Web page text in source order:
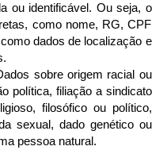
ou identificável. Ou seja, o
como nome, RG, CPF
dados de localização e
sobre origem racial ou
política, filiação a sindicato
filosófico ou político,
sexual, dado genético ou
pessoa natural.